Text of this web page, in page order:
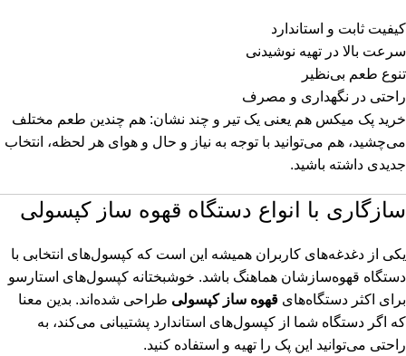
کیفیت ثابت و استاندارد
سرعت بالا در تهیه نوشیدنی
تنوع طعم بی‌نظیر
راحتی در نگهداری و مصرف
خرید پک میکس هم یعنی یک تیر و چند نشان: هم چندین طعم مختلف
می‌چشید، هم می‌توانید با توجه به نیاز و حال و هوای هر لحظه، انتخاب
جدیدی داشته باشید.
سازگاری با انواع دستگاه قهوه ساز کپسولی
یکی از دغدغه‌های کاربران همیشه این است که کپسول‌های انتخابی با
دستگاه قهوه‌سازشان هماهنگ باشد. خوشبختانه کپسول‌های استارسو
برای اکثر دستگاه‌های قهوه ساز کپسولی طراحی شده‌اند. بدین معنا
که اگر دستگاه شما از کپسول‌های استاندارد پشتیبانی می‌کند، به
راحتی می‌توانید این پک را تهیه و استفاده کنید.